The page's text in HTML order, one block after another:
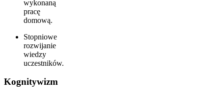
wykonaną
pracę
domową.
Stopniowe
rozwijanie
wiedzy
uczestników.
Kognitywizm